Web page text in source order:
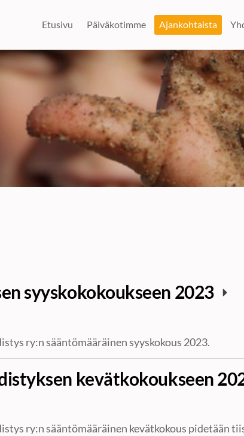
Etusivu Päiväkotimme Ajankohtaista
syyskokokoukseen 2023
ry:n sääntömääräinen syyskokous 2023.
kevätkokoukseen
ry:n sääntömääräinen kevätkokous pidetään